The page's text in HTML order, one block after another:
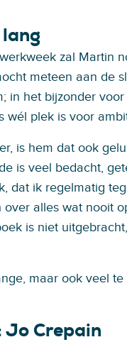
zal Martin
meteen aan de
in het bijzonder
wél plek is voor
is hem dat ook
is veel bedacht,
dat ik regelmatig
alles wat nooit
is niet
maar ook veel
Jo Crepain